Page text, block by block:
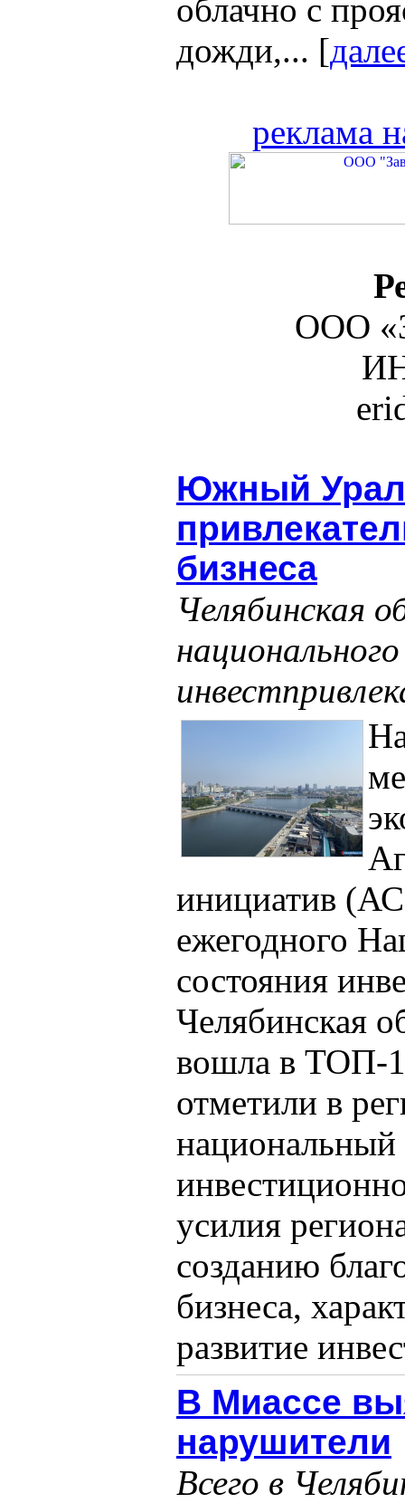
облачно с
дожди,... [
реклама
ООО
Южный Урал
бизнеса
Челябинская
инициатив
ежегодного
состояния
Челябинская
вошла в ТОП-
отметили в
национальный
усилия
созданию
бизнеса,
развитие
В Миассе
нарушители
Всего в